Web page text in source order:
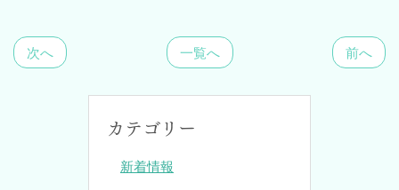
次へ 一覧へ 前へ
カテゴリー
新着情報